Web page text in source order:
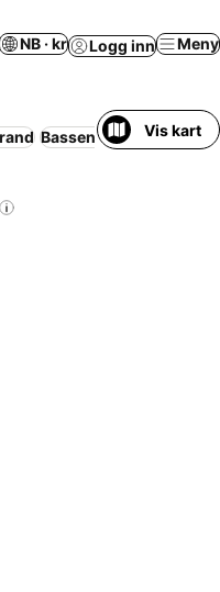
NB · kr Logg inn Meny
Basseng Vis kart